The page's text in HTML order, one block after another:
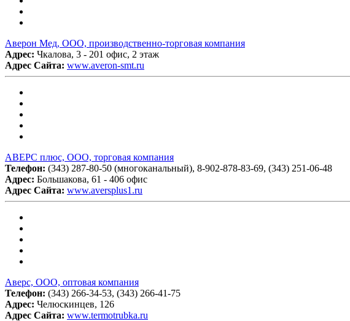
Аверон Мед, ООО, производственно-торговая компания
Адрес: Чкалова, 3 - 201 офис, 2 этаж
Адрес Сайта: www.averon-smt.ru
АВЕРС плюс, ООО, торговая компания
Телефон: (343) 287-80-50 (многоканальный), 8-902-878-83-69, (343) 251-06-48
Адрес: Большакова, 61 - 406 офис
Адрес Сайта: www.aversplus1.ru
Аверс, ООО, оптовая компания
Телефон: (343) 266-34-53, (343) 266-41-75
Адрес: Челюскинцев, 126
Адрес Сайта: www.termotrubka.ru